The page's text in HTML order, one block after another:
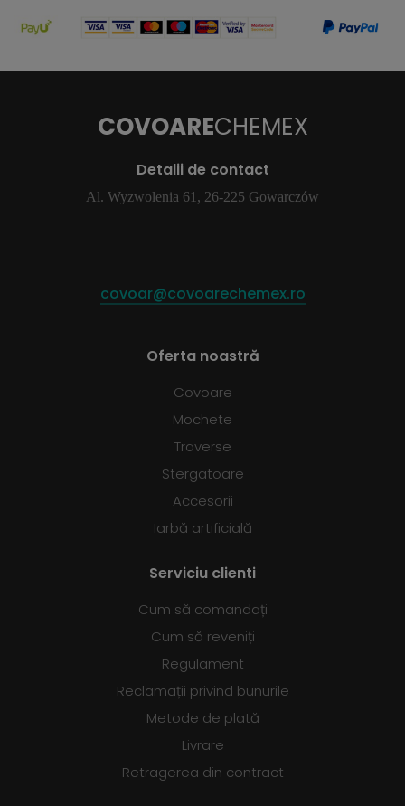
COVOARECHEMEX
Detalii de contact
Al. Wyzwolenia 61, 26-225 Gowarczów
covoar@covoarechemex.ro
Oferta noastră
Covoare
Mochete
Traverse
Stergatoare
Accesorii
Iarbă artificială
Serviciu clienti
Cum să comandați
Cum să reveniți
Regulament
Reclamații privind bunurile
Metode de plată
Livrare
Retragerea din contract